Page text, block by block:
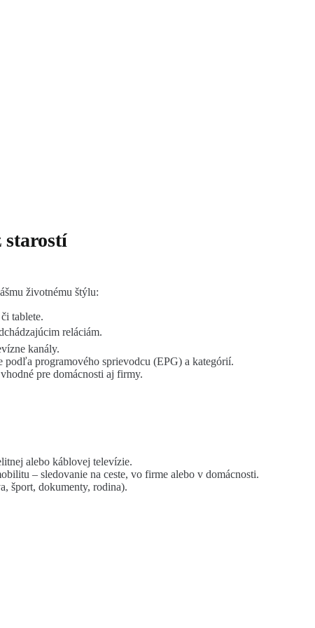
starostí
životnému štýlu:
tablete.
reláciám.
kanály.
programového sprievodcu (EPG) a kategórií.
pre domácnosti aj firmy.
alebo káblovej televízie.
– sledovanie na ceste, vo firme alebo v domácnosti.
šport, dokumenty, rodina).